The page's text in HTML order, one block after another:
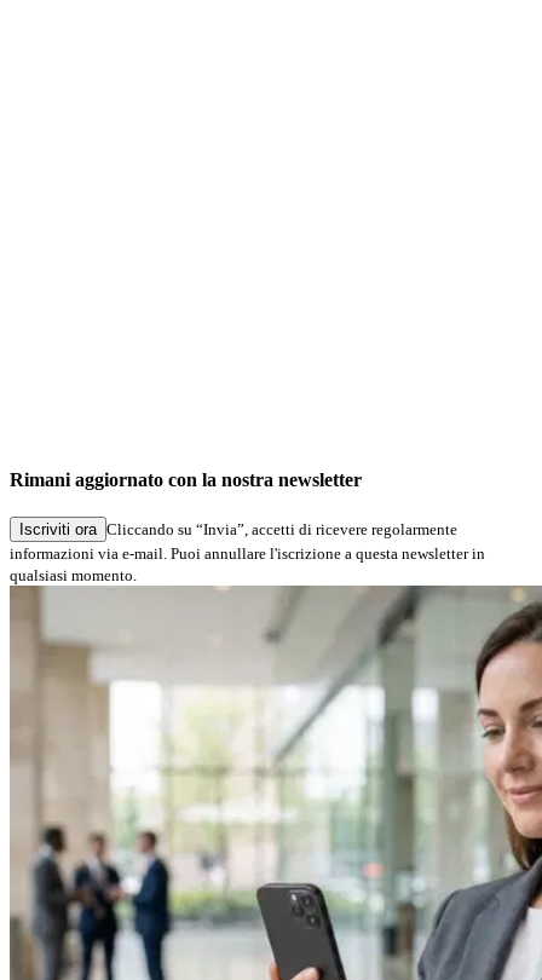
Rimani aggiornato con la nostra newsletter
Iscriviti ora Cliccando su “Invia”, accetti di ricevere regolarmente
informazioni via e-mail. Puoi annullare l'iscrizione a questa newsletter in
qualsiasi momento.